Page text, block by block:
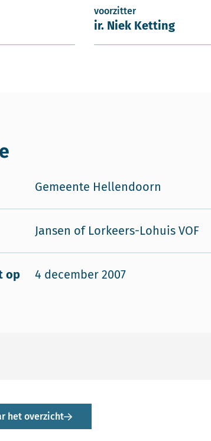
voorzitter
ir. Niek Ketting
Gemeente Hellendoorn
Jansen of Lorkeers-Lohuis VOF
op 4 december 2007
het overzicht